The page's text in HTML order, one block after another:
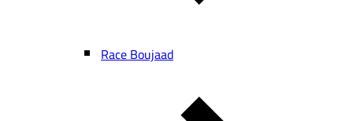
Race Boujaad